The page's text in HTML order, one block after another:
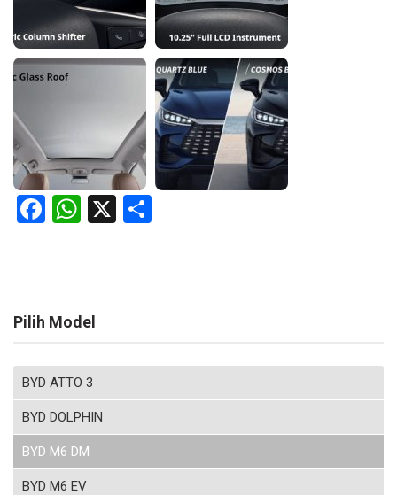
Facebook
WhatsApp
X
Pilih Model
BYD ATTO 3
BYD DOLPHIN
BYD M6 DM
BYD M6 EV